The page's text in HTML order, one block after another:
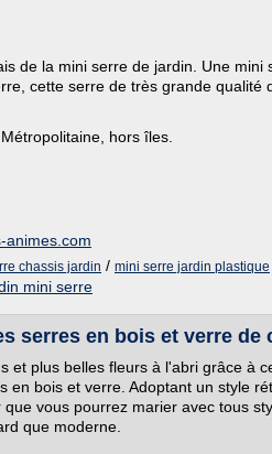
de la mini serre de jardin. Une mini
cette serre de très grande qualité
hors îles.
animes.com
chassis jardin / mini serre jardin plastique
mini serre
serres en bois et verre de
et plus belles fleurs à l'abri grâce à
en bois et verre. Adoptant un style
vous pourrez marier avec tous
que moderne.